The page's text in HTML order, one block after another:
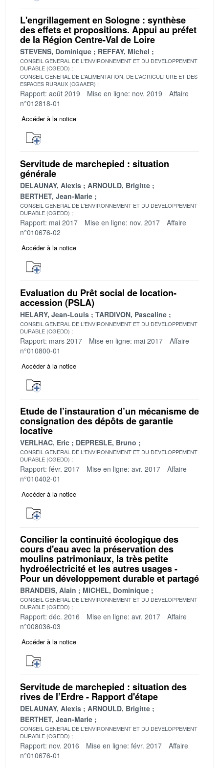
L'engrillagement en Sologne : synthèse
des effets et propositions. Appui au préfet
de la Région Centre-Val de Loire
STEVENS, Dominique REFFAY, Michel
CONSEIL GENERAL DE L'ENVIRONNEMENT ET DU DEVELOPPEMENT
DURABLE (CGEDD)
CONSEIL GENERAL DE L'ALIMENTATION, DE L'AGRICULTURE ET DES
ESPACES RURAUX (CGAAER)
Rapport: août 2019 Mise en ligne: nov. 2019
Affaire
n°012818-01
Accéder à la notice
Servitude de marchepied : situation
générale
DELAUNAY, Alexis
ARNOULD, Brigitte
BERTHET, Jean-Marie
CONSEIL GENERAL DE L'ENVIRONNEMENT ET DU DEVELOPPEMENT
DURABLE (CGEDD)
Rapport: mai 2017 Mise en ligne: nov. 2017
Affaire
n°010676-02
Accéder à la notice
Evaluation du Prêt social de location-
accession (PSLA)
HELARY, Jean-Louis TARDIVON, Pascaline
CONSEIL GENERAL DE L'ENVIRONNEMENT ET DU DEVELOPPEMENT
DURABLE (CGEDD)
Rapport: mars 2017 Mise en ligne: mai 2017
Affaire
n°010800-01
Accéder à la notice
Etude de l’instauration d’un mécanisme de
consignation des dépôts de garantie
locative
VERLHAC, Eric DEPRESLE, Bruno
CONSEIL GENERAL DE L'ENVIRONNEMENT ET DU DEVELOPPEMENT
DURABLE (CGEDD)
Rapport: févr. 2017 Mise en ligne: avr. 2017
Affaire
n°010402-01
Accéder à la notice
Concilier la continuité écologique des
cours d'eau avec la préservation des
moulins patrimoniaux, la très petite
hydroélectricité et les autres usages -
Pour un développement durable et partagé
BRANDEIS, Alain MICHEL, Dominique
CONSEIL GENERAL DE L'ENVIRONNEMENT ET DU DEVELOPPEMENT
DURABLE (CGEDD)
Rapport: déc. 2016 Mise en ligne: avr. 2017
Affaire
n°008036-03
Accéder à la notice
Servitude de marchepied : situation des
rives de l’Erdre - Rapport d'étape
DELAUNAY, Alexis
ARNOULD, Brigitte
BERTHET, Jean-Marie
CONSEIL GENERAL DE L'ENVIRONNEMENT ET DU DEVELOPPEMENT
DURABLE (CGEDD)
Rapport: nov. 2016 Mise en ligne: févr. 2017
Affaire
n°010676-01